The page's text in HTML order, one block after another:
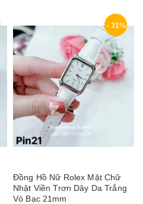
- 31%
Đồng Hồ Nữ Rolex Mặt Chữ
Nhật Viền Trơn Dây Da Trắng
Vỏ Bạc 21mm